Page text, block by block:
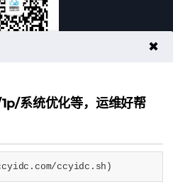
B2-20240487
✖
系统优化等，运维好帮
ccyidc.sh)